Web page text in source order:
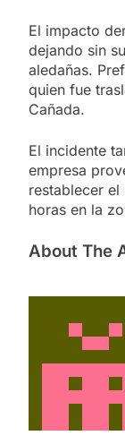
El impacto
dejando sin
aledañas.
quien fue
Cañada.
El incidente
empresa
restablecer
horas en la
About The